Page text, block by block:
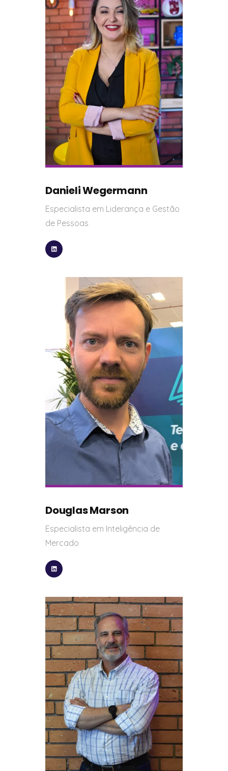
Danieli Wegermann
Especialista em Liderança e Gestão
de Pessoas
Douglas Marson
Especialista em Inteligência de
Mercado